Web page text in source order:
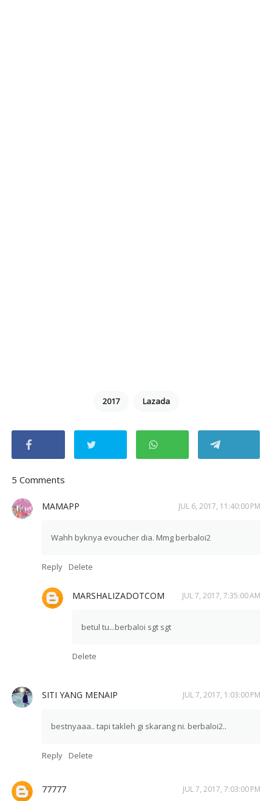
2017 Lazada
5 Comments
MAMAPP JUL 6, 2017, 11:40:00 PM
Wahh byknya evoucher dia. Mmg berbaloi2
Reply Delete
MARSHALIZADOTCOM JUL 7, 2017, 7:35:00 AM
betul tu...berbaloi sgt sgt
Delete
SITI YANG MENAIP JUL 7, 2017, 1:03:00 PM
bestnyaaa.. tapi takleh gi skarang ni. berbaloi2..
Reply Delete
77777 JUL 7, 2017, 7:03:00 PM